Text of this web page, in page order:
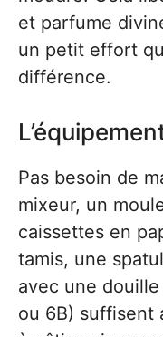
et parfume
un petit effort
différence.
Pas besoin de
mixeur, un
caissettes en
tamis, une
avec une
ou 6B) suffisent